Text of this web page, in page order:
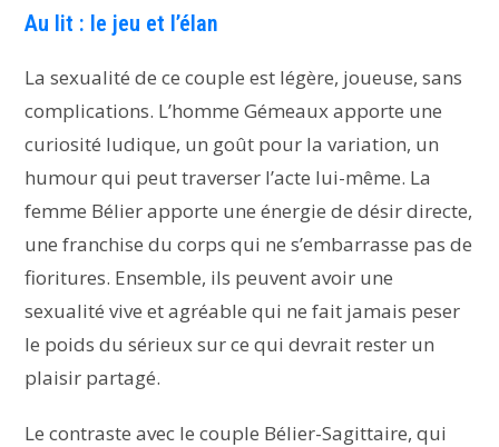
Au lit : le jeu et l’élan
La sexualité de ce couple est légère, joueuse, sans
complications. L’homme Gémeaux apporte une
curiosité ludique, un goût pour la variation, un
humour qui peut traverser l’acte lui-même. La
femme Bélier apporte une énergie de désir directe,
une franchise du corps qui ne s’embarrasse pas de
fioritures. Ensemble, ils peuvent avoir une
sexualité vive et agréable qui ne fait jamais peser
le poids du sérieux sur ce qui devrait rester un
plaisir partagé.
Le contraste avec le couple Bélier-Sagittaire, qui